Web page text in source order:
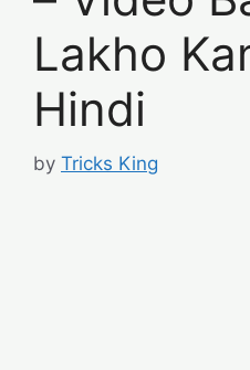
Lakho
Hindi
by Tricks King